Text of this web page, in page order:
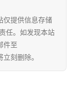
提供信息存储
任。如发现本站
件至
刻删除。